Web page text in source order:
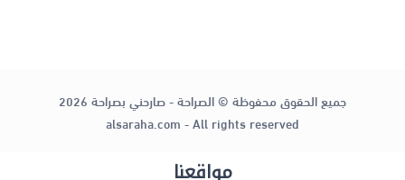
جميع الحقوق محفوظة © الصراحة - صارحني بصراحة 2026
alsaraha.com - All rights reserved